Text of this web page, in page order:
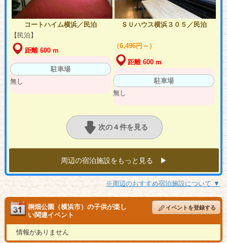
コートハイム横浜／民泊
【民泊】
距離 600 m
駐車場
無し
ＳＵハウス横浜３０５／民泊
（6,496円～）
距離 600 m
駐車場
無し
次の４件を見る
周辺の宿泊施設をもっと見る ▶︎
※周辺のおすすめ宿泊施設について ▼
桐畑公園（横浜市）の子供が楽し
い関連イベント
イベントを登録する
情報がありません